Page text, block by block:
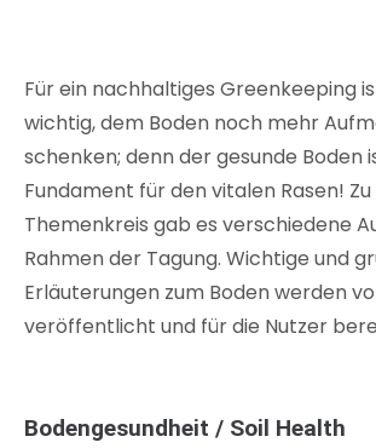
Für ein nachhaltiges Greenkeeping
wichtig, dem Boden noch mehr
schenken; denn der gesunde Boden
Fundament für den vitalen Rasen!
Themenkreis gab es verschiedene
Rahmen der Tagung. Wichtige und
Erläuterungen zum Boden werden
veröffentlicht und für die Nutzer
Bodengesundheit / Soil Health